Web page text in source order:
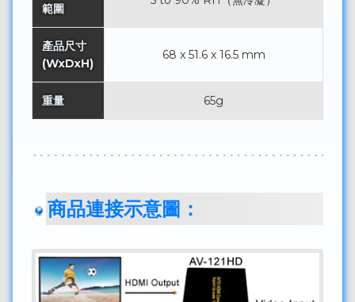
範圍
產品尺寸
(WxDxH)
68 x 51.6 x 16.5 mm
重量 65g
商品連接示意圖：